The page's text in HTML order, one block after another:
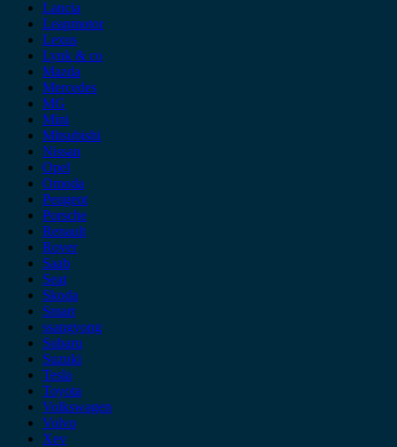
Lancia
Leapmotor
Lexus
Lynk & co
Mazda
Mercedes
MG
Mini
Mitsubishi
Nissan
Opel
Omoda
Peugeot
Porsche
Renault
Rover
Saab
Seat
Skoda
Smart
ssangyong
Subaru
Suzuki
Tesla
Toyota
Volkswagen
Volvo
Xev